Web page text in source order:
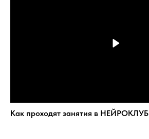
Как проходят занятия в НЕЙРОКЛУБ